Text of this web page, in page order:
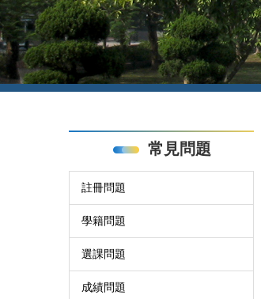
常見問題
註冊問題
學籍問題
選課問題
成績問題